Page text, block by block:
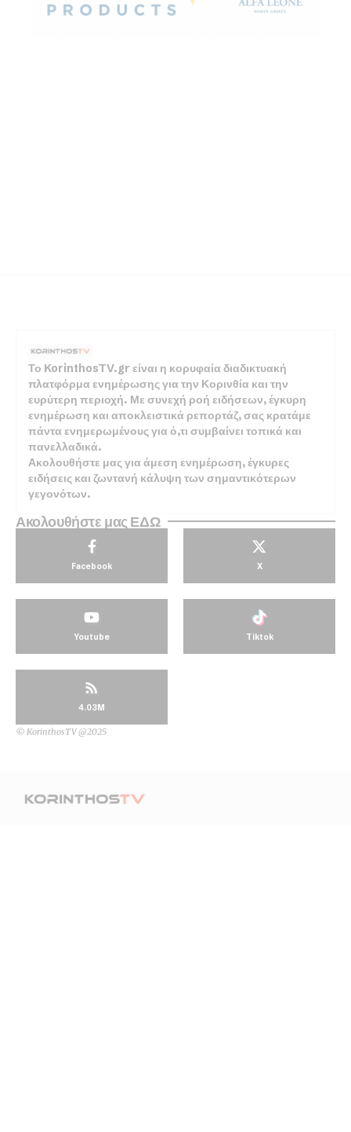
Το KorinthosTV.gr είναι η κορυφαία διαδικτυακή
πλατφόρμα ενημέρωσης για την Κορινθία και την
ευρύτερη περιοχή. Με συνεχή ροή ειδήσεων, έγκυρη
ενημέρωση και αποκλειστικά ρεπορτάζ, σας κρατάμε
πάντα ενημερωμένους για ό,τι συμβαίνει τοπικά και
πανελλαδικά.
Ακολουθήστε μας για άμεση ενημέρωση, έγκυρες
ειδήσεις και ζωντανή κάλυψη των σημαντικότερων
γεγονότων.
Ακολουθήστε μας ΕΔΩ
Facebook X
Youtube Tiktok
4.03M
© KorinthosTV @2025